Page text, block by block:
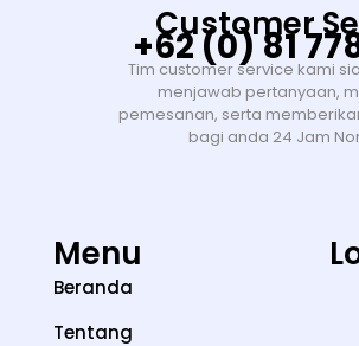
Customer
+62 (0) 81
Tim customer service kami
menjawab pertanyaan,
pemesanan, serta
bagi anda 24 Jam
Menu
Beranda
Tentang